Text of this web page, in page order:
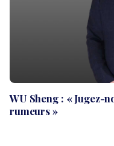
WU Sheng : « Jugez-
rumeurs »